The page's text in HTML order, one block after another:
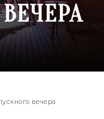
вечера